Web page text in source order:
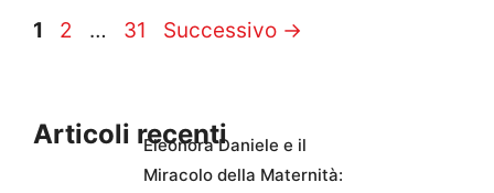
Pagina
1 Pagina
2 … Pagina
31 Successivo →
Articoli recentiEleonora Daniele e il
Miracolo della Maternità: